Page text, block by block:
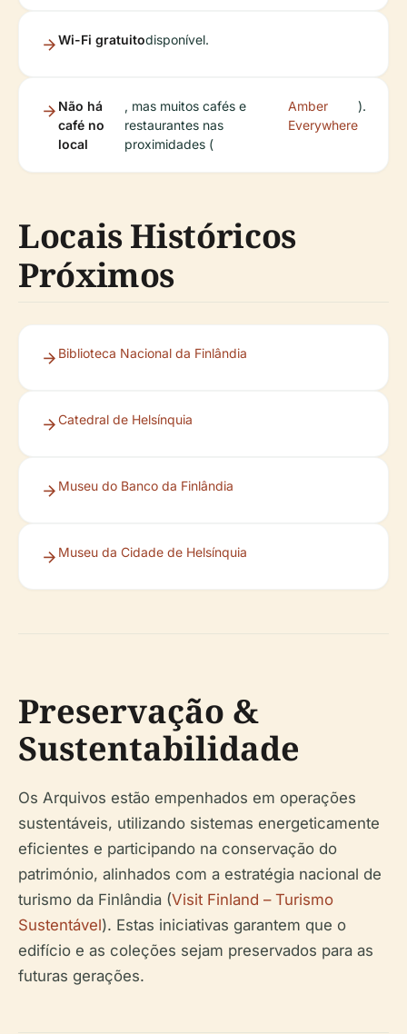
Wi-Fi gratuitodisponível.
Não há
café no
local
, mas muitos cafés e
restaurantes nas
proximidades (
Amber
Everywhere
).
Locais Históricos
Próximos
Biblioteca Nacional da Finlândia
Catedral de Helsínquia
Museu do Banco da Finlândia
Museu da Cidade de Helsínquia
Preservação &
Sustentabilidade
Os Arquivos estão empenhados em operações
sustentáveis, utilizando sistemas energeticamente
eficientes e participando na conservação do
património, alinhados com a estratégia nacional de
turismo da Finlândia (Visit Finland – Turismo
Sustentável). Estas iniciativas garantem que o
edifício e as coleções sejam preservados para as
futuras gerações.